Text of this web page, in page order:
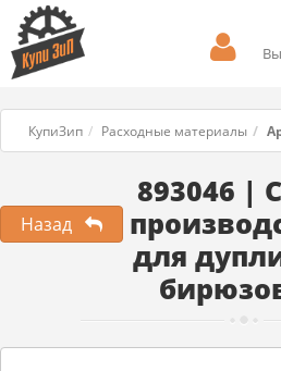
КупиЗип Расходные материалы
Назад
893046 |
для